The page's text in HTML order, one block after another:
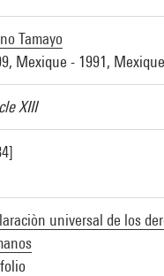
Tamayo
Mexique - 1991,
XIII
universal de los